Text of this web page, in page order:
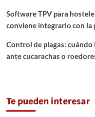
Software TPV para
conviene integrarlo con
Control de plagas: cuándo
ante cucarachas o
Te pueden interesar